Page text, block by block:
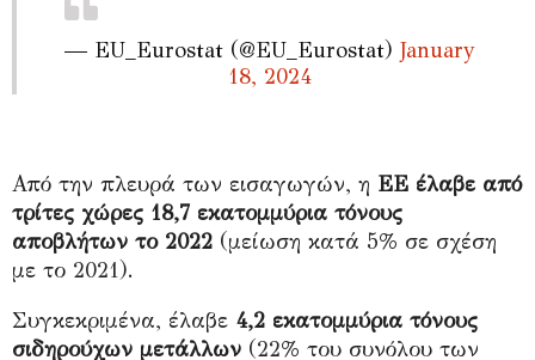
— EU_Eurostat (@EU_Eurostat) January
18, 2024
Από την πλευρά των εισαγωγών, η ΕΕ έλαβε από
τρίτες χώρες 18,7 εκατομμύρια τόνους
αποβλήτων το 2022 (μείωση κατά 5% σε σχέση
με το 2021).
Συγκεκριμένα, έλαβε 4,2 εκατομμύρια τόνους
σιδηρούχων μετάλλων (22% του συνόλου των